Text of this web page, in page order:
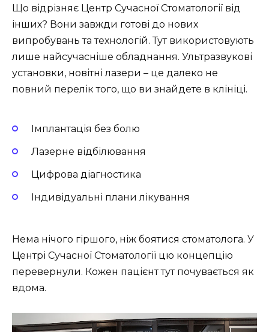
Що відрізняє Центр Сучасної Стоматології від
інших? Вони завжди готові до нових
випробувань та технологій. Тут використовують
лише найсучасніше обладнання. Ультразвукові
установки, новітні лазери – це далеко не
повний перелік того, що ви знайдете в клініці.
Імплантація без болю
Лазерне відбілювання
Цифрова діагностика
Індивідуальні плани лікування
Нема нічого гіршого, ніж боятися стоматолога. У
Центрі Сучасної Стоматології цю концепцію
перевернули. Кожен пацієнт тут почувається як
вдома.